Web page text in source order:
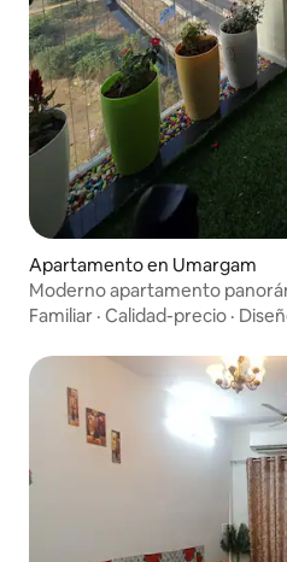
Apartamento en Umargam
Moderno apartamento
noveno piso
Familiar · Calidad-precio ·